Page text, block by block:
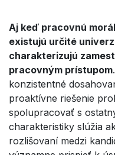
Aj keď pracovnú
existujú určité
charakterizujú
pracovným prístupom
konzistentné
proaktívne riešenie
spolupracovať s
charakteristiky slúžia
rozlišovaní medzi